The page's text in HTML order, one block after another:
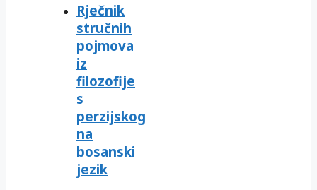
Rječnik
stručnih
pojmova
iz
filozofije
s
perzijskog
na
bosanski
jezik